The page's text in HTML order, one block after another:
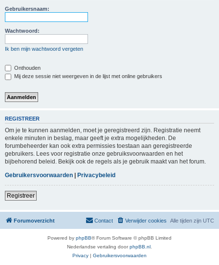
Gebruikersnaam:
Wachtwoord:
Ik ben mijn wachtwoord vergeten
Onthouden
Mij deze sessie niet weergeven in de lijst met online gebruikers
REGISTREER
Om je te kunnen aanmelden, moet je geregistreerd zijn. Registratie neemt
enkele minuten in beslag, maar geeft je extra mogelijkheden. De
forumbeheerder kan ook extra permissies toestaan aan geregistreerde
gebruikers. Lees voor registratie onze gebruiksvoorwaarden en het
bijbehorend beleid. Bekijk ook de regels als je gebruik maakt van het forum.
Gebruikersvoorwaarden | Privacybeleid
Registreer
Forumoverzicht Alle tijden zijn UTC
Verwijder cookies
Contact
Powered by phpBB® Forum Software © phpBB Limited
Nederlandse vertaling doorphpBB.nl
Privacy | Gebruikersvoorwaarden